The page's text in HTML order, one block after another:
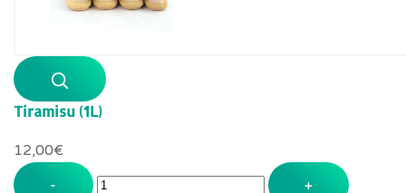
Tiramisu (1L)
12,00‎€
- +